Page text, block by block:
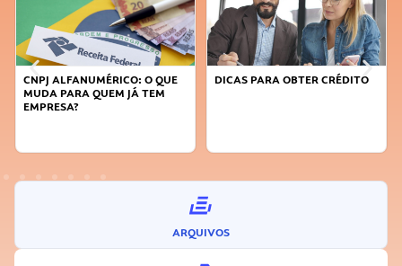
CNPJ ALFANUMÉRICO: O QUE
MUDA PARA QUEM JÁ TEM
EMPRESA?
DICAS PARA OBTER CRÉDITO
ARQUIVOS